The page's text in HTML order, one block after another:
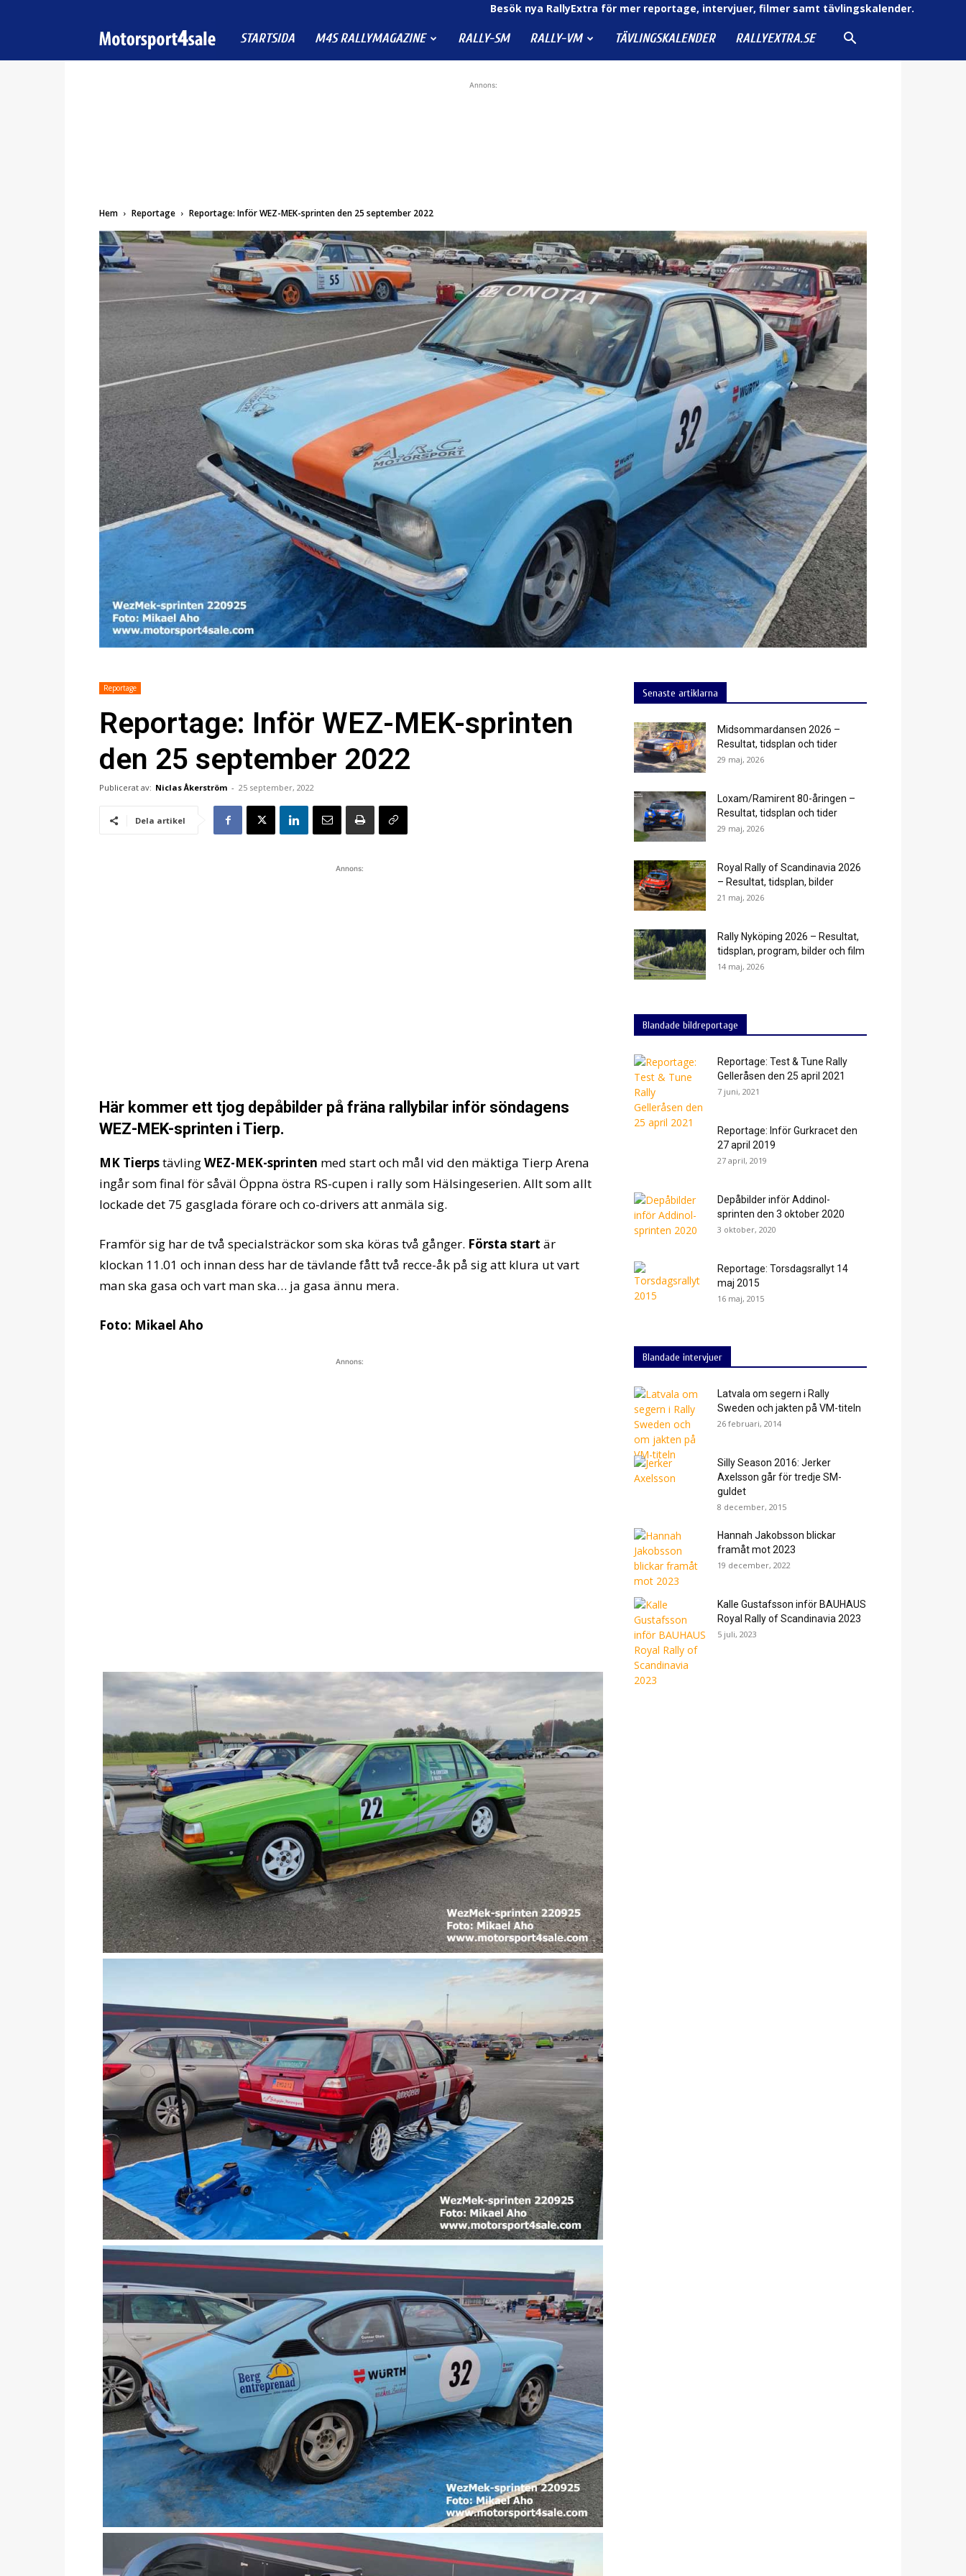
Besök nya RallyExtra för mer reportage, intervjuer, filmer samt tävlingskalender.
Motorsport4sale
STARTSIDA M4S RALLYMAGAZINE RALLY-SM RALLY-VM TÄVLINGSKALENDER RALLYEXTRA.SE
Annons:
Hem Reportage Reportage: Inför WEZ-MEK-sprinten den 25 september 2022
Reportage
Reportage: Inför WEZ-MEK-sprinten
den 25 september 2022
Publicerat av: Niclas Åkerström - 25 september, 2022
Dela artikel
Annons:
Här kommer ett tjog depåbilder på fräna rallybilar inför söndagens
WEZ-MEK-sprinten i Tierp.
MK TierpstävlingWEZ-MEK-sprinten med start och mål vid den mäktiga Tierp Arena
ingår som final för såväl Öppna östra RS-cupen i rally som Hälsingeserien. Allt som allt
lockade det 75 gasglada förare och co-drivers att anmäla sig.
Framför sig har de två specialsträckor som ska köras två gånger. Första start är
klockan 11.01 och innan dess har de tävlande fått två recce-åk på sig att klura ut vart
man ska gasa och vart man ska… ja gasa ännu mera.
Foto: Mikael Aho
Annons:
Senaste artiklarna
Midsommardansen 2026 –
Resultat, tidsplan och tider
29 maj, 2026
Loxam/Ramirent 80-åringen –
Resultat, tidsplan och tider
29 maj, 2026
Royal Rally of Scandinavia 2026
– Resultat, tidsplan, bilder
21 maj, 2026
Rally Nyköping 2026 – Resultat,
tidsplan, program, bilder och film
14 maj, 2026
Blandade bildreportage
Reportage: Test & Tune Rally
Gelleråsen den 25 april 2021
7 juni, 2021
Reportage: Inför Gurkracet den
27 april 2019
27 april, 2019
Depåbilder inför Addinol-
sprinten den 3 oktober 2020
3 oktober, 2020
Reportage: Torsdagsrallyt 14
maj 2015
16 maj, 2015
Blandade intervjuer
Latvala om segern i Rally
Sweden och jakten på VM-titeln
26 februari, 2014
Silly Season 2016: Jerker
Axelsson går för tredje SM-
guldet
8 december, 2015
Hannah Jakobsson blickar
framåt mot 2023
19 december, 2022
Kalle Gustafsson inför BAUHAUS
Royal Rally of Scandinavia 2023
5 juli, 2023